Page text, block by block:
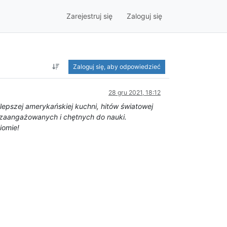
Zarejestruj się Zaloguj się
Zaloguj się, aby odpowiedzieć
28 gru 2021, 18:12
amerykańskiej kuchni, hitów światowej
i chętnych do nauki.